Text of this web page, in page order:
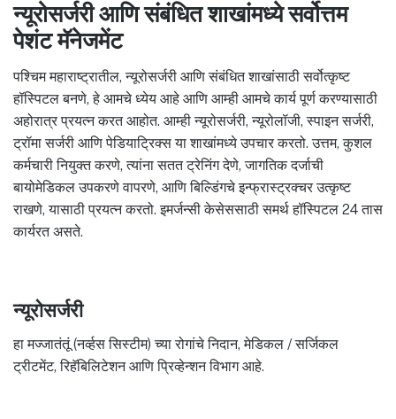
न्यूरोसर्जरी आणि संबंधित शाखांमध्ये सर्वोत्तम
पेशंट मॅनेजमेंट
पश्चिम महाराष्ट्रातील, न्यूरोसर्जरी आणि संबंधित शाखांसाठी सर्वोत्कृष्ट
हॉस्पिटल बनणे, हे आमचे ध्येय आहे आणि आम्ही आमचे कार्य पूर्ण करण्यासाठी
अहोरात्र प्रयत्न करत आहोत. आम्ही न्यूरोसर्जरी, न्यूरोलॉजी, स्पाइन सर्जरी,
ट्रॉमा सर्जरी आणि पेडियाट्रिक्स या शाखांमध्ये उपचार करतो. उत्तम, कुशल
कर्मचारी नियुक्त करणे, त्यांना सतत ट्रेनिंग देणे, जागतिक दर्जाची
बायोमेडिकल उपकरणे वापरणे, आणि बिल्डिंगचे इन्फ्रास्ट्रक्चर उत्कृष्ट
राखणे, यासाठी प्रयत्न करतो. इमर्जन्सी केसेससाठी समर्थ हॉस्पिटल 24 तास
कार्यरत असते.
न्यूरोसर्जरी
हा मज्जातंतूं (नर्व्हस सिस्टीम) च्या रोगांचे निदान, मेडिकल / सर्जिकल
ट्रीटमेंट, रिहॅबिलिटेशन आणि प्रिव्हेन्शन विभाग आहे.